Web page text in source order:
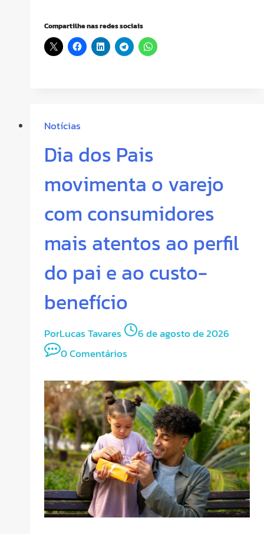
Compartilhe nas redes sociais
Notícias
Dia dos Pais
movimenta o varejo
com consumidores
mais atentos ao perfil
do pai e ao custo-
benefício
PorLucas Tavares
6 de agosto de 2026
0 Comentários